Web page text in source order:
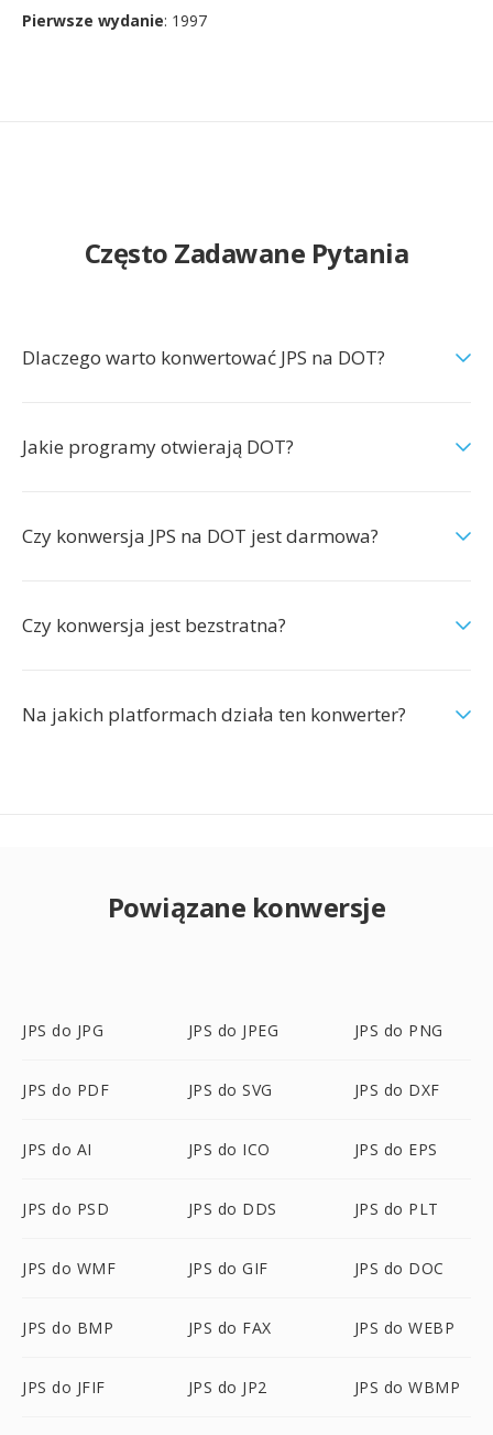
Pierwsze wydanie: 1997
Często Zadawane Pytania
Dlaczego warto konwertować JPS na DOT?
Jakie programy otwierają DOT?
Czy konwersja JPS na DOT jest darmowa?
Czy konwersja jest bezstratna?
Na jakich platformach działa ten konwerter?
Powiązane konwersje
JPS do JPG JPS do JPEG JPS do PNG
JPS do PDF JPS do SVG JPS do DXF
JPS do AI JPS do ICO JPS do EPS
JPS do PSD JPS do DDS JPS do PLT
JPS do WMF JPS do GIF JPS do DOC
JPS do BMP JPS do FAX JPS do WEBP
JPS do JFIF JPS do JP2 JPS do WBMP